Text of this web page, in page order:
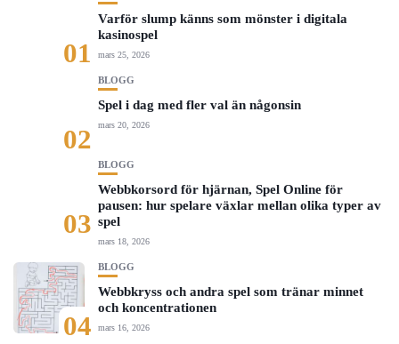
01
Varför slump känns som mönster i digitala
kasinospel
mars 25, 2026
02
BLOGG
Spel i dag med fler val än någonsin
mars 20, 2026
03
BLOGG
Webbkorsord för hjärnan, Spel Online för
pausen: hur spelare växlar mellan olika typer av
spel
mars 18, 2026
04
BLOGG
Webbkryss och andra spel som tränar minnet
och koncentrationen
mars 16, 2026